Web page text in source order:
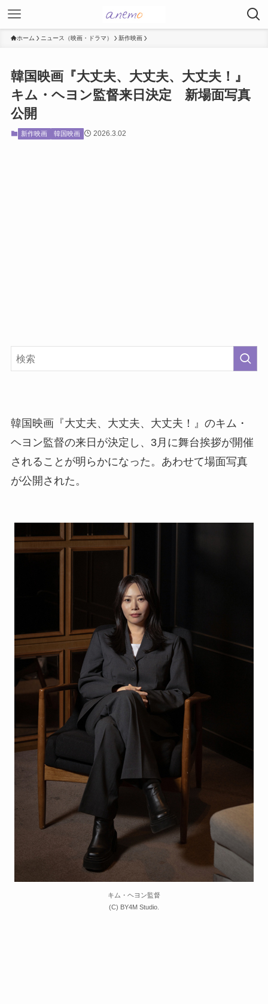
ホーム ニュース（映画・ドラマ） 新作映画
韓国映画『大丈夫、大丈夫、大丈夫！』
キム・ヘヨン監督来日決定 新場面写真
公開
新作映画 韓国映画 2026.3.02
韓国映画『大丈夫、大丈夫、大丈夫！』のキム・
ヘヨン監督の来日が決定し、3月に舞台挨拶が開催
されることが明らかになった。あわせて場面写真
が公開された。
キム・ヘヨン監督
(C) BY4M Studio.